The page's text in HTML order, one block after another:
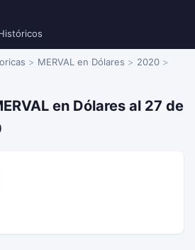
MERVAL en Dólares
2020
en Dólares al 27 de